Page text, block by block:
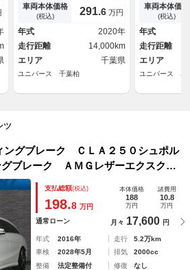
ナー パノラマサンルーフ ア
ドバンスドＰＫＧ レーダーセ
ーフティＰＫＧ ナビゲーショ
ンＰＫＧ キーレスゴー シー
トヒーター パワーシート パ
ワーバックドア ハイビームア
シスト ＥＴＣ 禁煙車
車両本体価格
(税込) 291.6 万円
年式
2020年
走行距離
14,000km
エリア
千葉県
ユニバース 千葉柏
Ｇプレミア
ダーセーフ
ノラミックス
フ Ａｐｐｌ
ｙ 禁煙車
カメラ パワ
ートヒーター
車両本体価格
(税込)
年式
走行距離
エリア
ユニバース 名
ツ
ングブレーク ＣＬＡ２５０シュポル
グブレーク ＡＭＧレザーエクスクル
ダーセーフティ パノラマＳＲ 黒
メラ ｈ／ｋ ディストロ Ｐシー
レスゴー ＬＥＤライト 純正１８
支払総額(税込)
198.8 万円
本体価格
188
万円
諸費用
10.8
万円
通常ローン 月々 17,600 円
年式 2016年 走行
5.2万km
車検
2028年5月 排気
2000cc
整備
法定整備付 修復
なし